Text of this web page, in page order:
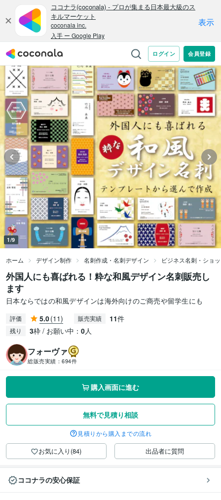
1/9
ホーム デザイン制作 名刺作成・名刺デザイン ビジネス名刺・ショ
外国人にも喜ばれる！粋な和風デザイン名刺販売し
ます
日本ならではの和風デザインは海外向けのご商売や留学生にも
評価 5.0(11) 販売実績 11件
残り 3枠 / お願い中： 0人
フォーヴァ
総販売実績： 694件
購入画面に進む
無料で見積り相談
見積りから購入までの流れ
お気に入り(84) 出品者に質問
ココナラの安心保証